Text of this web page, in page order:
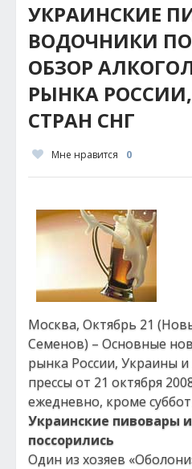
УКРАИНСКИЕ
ВОДОЧНИКИ
ОБЗОР
РЫНКА
СТРАН СНГ
Мне нравится 0
Москва, Октябрь 21
Семенов) – Основные
рынка России, Украины
прессы от 21 октября
ежедневно, кроме
Украинские пивовары
поссорились
Один из хозяев